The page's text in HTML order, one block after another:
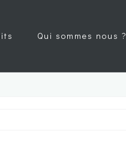
Qui sommes nous ?